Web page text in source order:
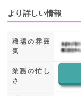
より詳しい情報
職場の雰囲
気
業務の忙し
さ